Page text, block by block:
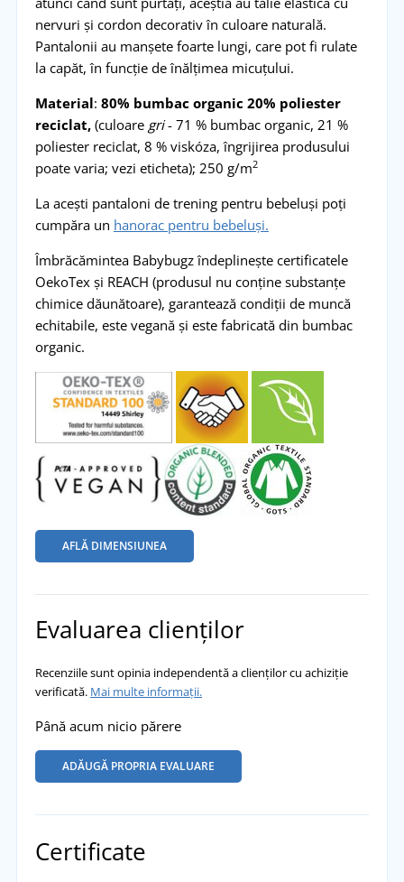
nervuri și cordon decorativ în culoare naturală.
Pantalonii au manșete foarte lungi, care pot fi rulate
la capăt, în funcție de înălțimea micuțului.
Material: 80% bumbac organic 20% poliester
reciclat, (culoare gri- 71 % bumbac organic, 21 %
poliester reciclat, 8 % viskóza, îngrijirea produsului
poate varia; vezi eticheta); 250 g/m2
La acești pantaloni de trening pentru bebeluși poți
cumpăra un hanorac pentru bebeluși.
Îmbrăcămintea Babybugz îndeplinește certificatele
OekoTex și REACH (produsul nu conține substanțe
chimice dăunătoare), garantează condiții de muncă
echitabile, este vegană și este fabricată din bumbac
organic.
AFLĂ DIMENSIUNEA
Evaluarea clienților
Recenziile sunt opinia independentă a clienților cu achiziție
verificată. Mai multe informații.
Până acum nicio părere
ADĂUGĂ PROPRIA EVALUARE
Certificate